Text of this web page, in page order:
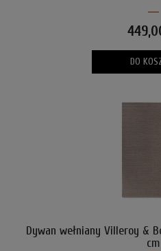
DO
Dywan wełniany Villeroy &
cm